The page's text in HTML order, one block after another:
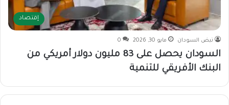
إقتصاد
نبض السودان مايو 30, 2026 0
السودان يحصل على 83 مليون دولار أمريكي من
البنك الأفريقي للتنمية